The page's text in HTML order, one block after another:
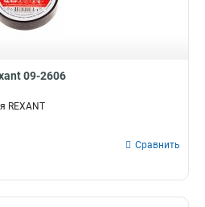
09-2606
REXANT
Сравнить